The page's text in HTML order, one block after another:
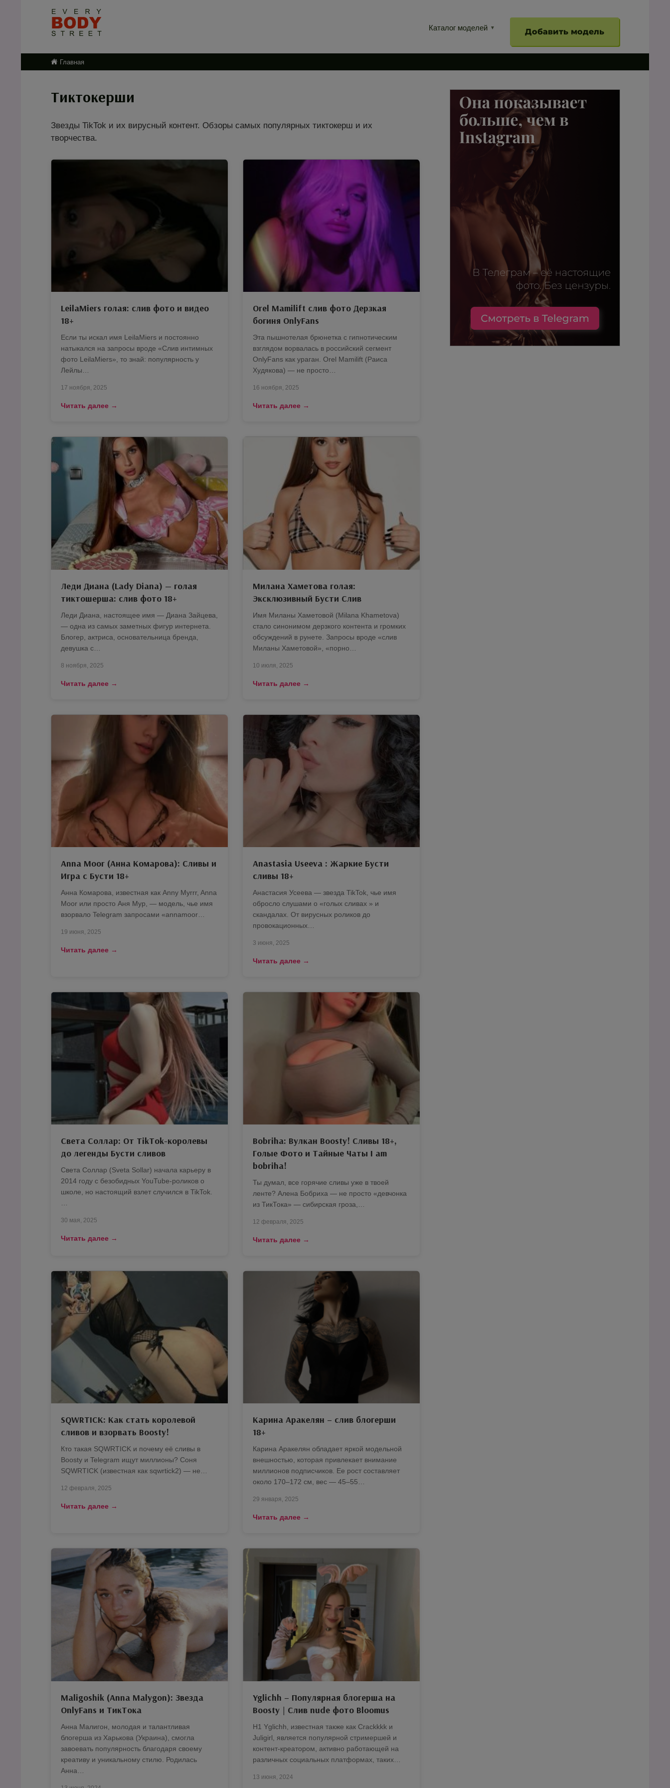
Каталог моделей Добавить модель
Главная
Тиктокерши
Звезды TikTok и их вирусный контент. Обзоры самых популярных тиктокерш и их
творчества.
LeilaMiers голая: слив фото и видео
18+
Если ты искал имя LeilaMiers и постоянно
натыкался на запросы вроде «Слив интимных
фото LeilaMiers», то знай: популярность у
Лейлы…
17 ноября, 2025
Читать далее →
Orel Mamilift слив фото Дерзкая
богиня OnlyFans
Эта пышнотелая брюнетка с гипнотическим
взглядом ворвалась в российский сегмент
OnlyFans как ураган. Orel Mamilift (Раиса
Худякова) — не просто…
16 ноября, 2025
Читать далее →
Леди Диана (Lady Diana) — голая
тиктошерша: слив фото 18+
Леди Диана, настоящее имя — Диана Зайцева,
— одна из самых заметных фигур интернета.
Блогер, актриса, основательница бренда,
девушка с…
8 ноября, 2025
Читать далее →
Милана Хаметова голая:
Эксклюзивный Бусти Слив
Имя Миланы Хаметовой (Milana Khametova)
стало синонимом дерзкого контента и громких
обсуждений в рунете. Запросы вроде «слив
Миланы Хаметовой», «порно…
10 июля, 2025
Читать далее →
Anna Moor (Анна Комарова): Сливы и
Игра с Бусти 18+
Анна Комарова, известная как Anny Myrrr, Anna
Moor или просто Аня Мур, — модель, чье имя
взорвало Telegram запросами «annamoor…
19 июня, 2025
Читать далее →
Anastasia Useeva : Жаркие Бусти
сливы 18+
Анастасия Усеева — звезда TikTok, чье имя
обросло слушами о «голых сливах » и
скандалах. От вирусных роликов до
провокационных…
3 июня, 2025
Читать далее →
Света Соллар: От TikTok-королевы
до легенды Бусти сливов
Света Соллар (Sveta Sollar) начала карьеру в
2014 году с безобидных YouTube-роликов о
школе, но настоящий взлет случился в TikTok.
30 мая, 2025
Читать далее →
Bobriha: Вулкан Boosty! Сливы 18+,
Голые Фото и Тайные Чаты I am
bobriha!
Ты думал, все горячие сливы уже в твоей
ленте? Алена Бобриха — не просто «девчонка
из ТикТока» — сибирская гроза,…
12 февраля, 2025
Читать далее →
SQWRTICK: Как стать королевой
сливов и взорвать Boosty!
Кто такая SQWRTICK и почему её сливы в
Boosty и Telegram ищут миллионы? Соня
SQWRTICK (известная как sqwrtick2) — не…
12 февраля, 2025
Читать далее →
Карина Аракелян – слив блогерши
18+
Карина Аракелян обладает яркой модельной
внешностью, которая привлекает внимание
миллионов подписчиков. Ее рост составляет
около 170–172 см, вес — 45–55…
29 января, 2025
Читать далее →
Maligoshik (Anna Malygon): Звезда
OnlyFans и ТикТока
Анна Малигон, молодая и талантливая
блогерша из Харькова (Украина), смогла
завоевать популярность благодаря своему
креативу и уникальному стилю. Родилась
Анна…
Yglichh – Популярная блогерша на
Boosty | Слив nude фото Bloomus
H1 Yglichh, известная также как Crackkkk и
Juligirl, является популярной стримершей и
контент-креатором, активно работающей на
различных социальных платформах, таких…
13 июня, 2024